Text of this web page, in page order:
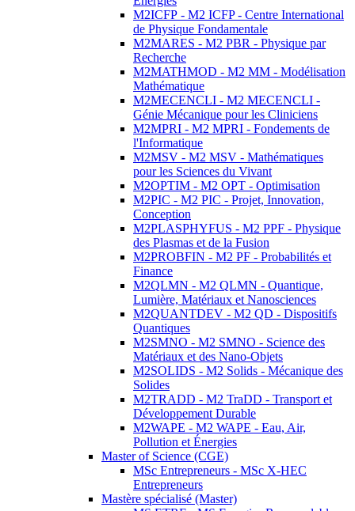
M2ICFP - M2 ICFP - Centre International
de Physique Fondamentale
M2MARES - M2 PBR - Physique par
Recherche
M2MATHMOD - M2 MM - Modélisation
Mathématique
M2MECENCLI - M2 MECENCLI -
Génie Mécanique pour les Cliniciens
M2MPRI - M2 MPRI - Fondements de
l'Informatique
M2MSV - M2 MSV - Mathématiques
pour les Sciences du Vivant
M2OPTIM - M2 OPT - Optimisation
M2PIC - M2 PIC - Projet, Innovation,
Conception
M2PLASPHYFUS - M2 PPF - Physique
des Plasmas et de la Fusion
M2PROBFIN - M2 PF - Probabilités et
Finance
M2QLMN - M2 QLMN - Quantique,
Lumière, Matériaux et Nanosciences
M2QUANTDEV - M2 QD - Dispositifs
Quantiques
M2SMNO - M2 SMNO - Science des
Matériaux et des Nano-Objets
M2SOLIDS - M2 Solids - Mécanique des
Solides
M2TRADD - M2 TraDD - Transport et
Développement Durable
M2WAPE - M2 WAPE - Eau, Air,
Pollution et Énergies
Master of Science (CGE)
MSc Entrepreneurs - MSc X-HEC
Entrepreneurs
Mastère spécialisé (Master)